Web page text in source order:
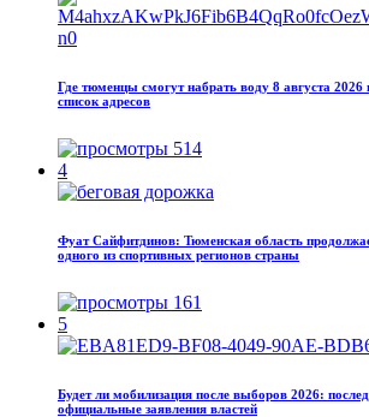
Где тюменцы смогут набрать воду 8 августа
список адресов
514
4
Фуат Сайфитдинов: Тюменская область
одного из спортивных регионов страны
161
5
Будет ли мобилизация после выборов 2026:
официальные заявления властей